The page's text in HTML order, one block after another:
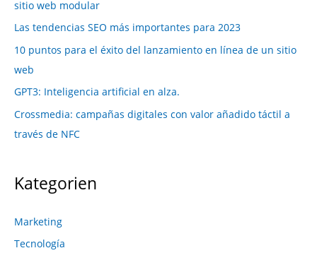
sitio web modular
Las tendencias SEO más importantes para 2023
10 puntos para el éxito del lanzamiento en línea de un sitio
web
GPT3: Inteligencia artificial en alza.
Crossmedia: campañas digitales con valor añadido táctil a
través de NFC
Kategorien
Marketing
Tecnología